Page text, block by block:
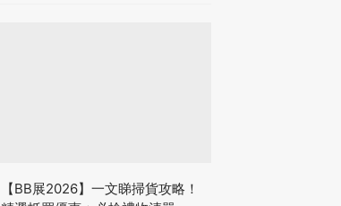
【BB展2026】一文睇掃貨攻略！